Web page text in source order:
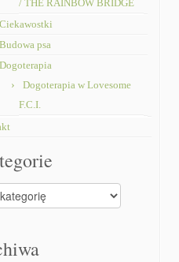
/ THE RAINBOW BRIDGE
Ciekawostki
Budowa psa
Dogoterapia
Dogoterapia w Lovesome
F.C.I.